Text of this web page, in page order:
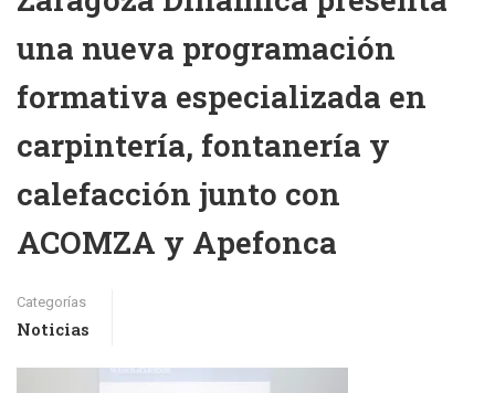
una nueva programación
formativa especializada en
carpintería, fontanería y
calefacción junto con
ACOMZA y Apefonca
Categorías
Noticias